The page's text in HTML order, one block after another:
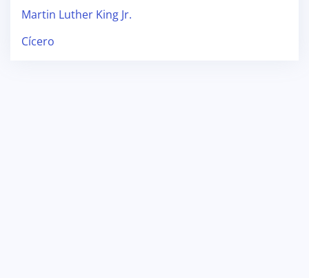
Martin Luther King Jr.
Cícero